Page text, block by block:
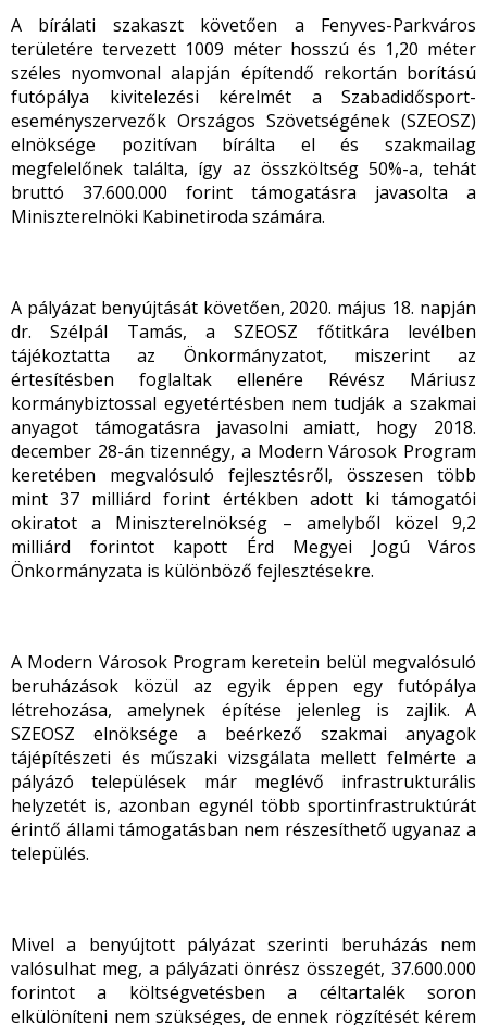
A bírálati szakaszt követően a Fenyves-Parkváros
területére tervezett 1009 méter hosszú és 1,20 méter
széles nyomvonal alapján építendő rekortán borítású
futópálya kivitelezési kérelmét a Szabadidősport-
eseményszervezők Országos Szövetségének (SZEOSZ)
elnöksége pozitívan bírálta el és szakmailag
megfelelőnek találta, így az összköltség 50%-a, tehát
bruttó 37.600.000 forint támogatásra javasolta a
Miniszterelnöki Kabinetiroda számára.
A pályázat benyújtását követően, 2020. május 18. napján
dr. Szélpál Tamás, a SZEOSZ főtitkára levélben
tájékoztatta az Önkormányzatot, miszerint az
értesítésben foglaltak ellenére Révész Máriusz
kormánybiztossal egyetértésben nem tudják a szakmai
anyagot támogatásra javasolni amiatt, hogy 2018.
december 28-án tizennégy, a Modern Városok Program
keretében megvalósuló fejlesztésről, összesen több
mint 37 milliárd forint értékben adott ki támogatói
okiratot a Miniszterelnökség – amelyből közel 9,2
milliárd forintot kapott Érd Megyei Jogú Város
Önkormányzata is különböző fejlesztésekre.
A Modern Városok Program keretein belül megvalósuló
beruházások közül az egyik éppen egy futópálya
létrehozása, amelynek építése jelenleg is zajlik. A
SZEOSZ elnöksége a beérkező szakmai anyagok
tájépítészeti és műszaki vizsgálata mellett felmérte a
pályázó települések már meglévő infrastrukturális
helyzetét is, azonban egynél több sportinfrastruktúrát
érintő állami támogatásban nem részesíthető ugyanaz a
település.
Mivel a benyújtott pályázat szerinti beruházás nem
valósulhat meg, a pályázati önrész összegét, 37.600.000
forintot a költségvetésben a céltartalék soron
elkülöníteni nem szükséges, de ennek rögzítését kérem